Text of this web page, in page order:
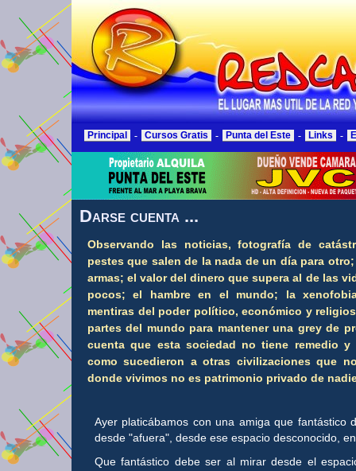
Principal - Cursos Gratis - Punta del Este - Links -
Darse cuenta ...
Observando las noticias, fotografía de
pestes que salen de la nada de un día para
armas; el valor del dinero que supera al de las
pocos; el hambre en el mundo; la
mentiras del poder político, económico y
partes del mundo para mantener una grey de
cuenta que esta sociedad no tiene remedio y
como sucedieron a otras civilizaciones que
donde vivimos no es patrimonio privado de
Ayer platicábamos con una amiga que fantástico
desde "afuera", desde ese espacio desconocido,
Que fantástico debe ser al mirar desde el